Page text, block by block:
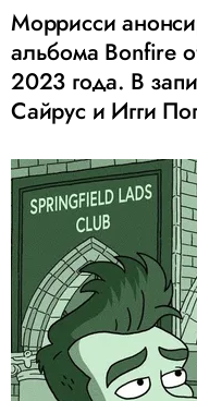
Моррисси
альбома Bonfire
2023 года. В
Сайрус и Игги